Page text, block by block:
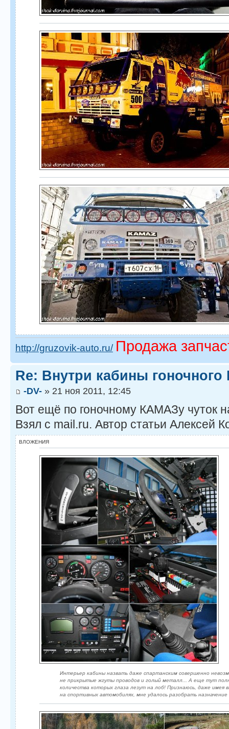
http://gruzovik-auto.ru/ Продажа
Re: Внутри кабины
-DV- » 21 ноя 2011, 12:45
Вот ещё по гоночному КАМАЗу чуток
Взял с mail.ru. Автор статьи Алексей
ВЛОЖЕНИЯ
Интерьер кабины назвать даже спартанским совершенно
не прикрытые жгуты проводов и голый металл... А еще тут
количества которых глаза лезут на лоб! Признаюсь, даже
на спортивных автомобилях, мне удалось разобрать